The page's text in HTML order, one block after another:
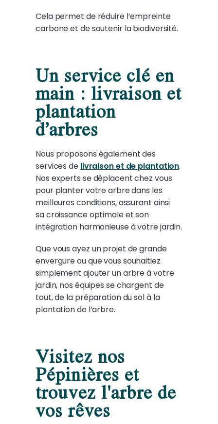
Cela permet de réduire l’empreinte
carbone et de soutenir la biodiversité.
Un service clé en
main : livraison et
plantation
d’arbres
Nous proposons également des
services de livraison et de plantation.
Nos experts se déplacent chez vous
pour planter votre arbre dans les
meilleures conditions, assurant ainsi
sa croissance optimale et son
intégration harmonieuse à votre jardin.
Que vous ayez un projet de grande
envergure ou que vous souhaitiez
simplement ajouter un arbre à votre
jardin, nos équipes se chargent de
tout, de la préparation du sol à la
plantation de l’arbre.
Visitez nos
Pépinières et
trouvez l'arbre de
vos rêves